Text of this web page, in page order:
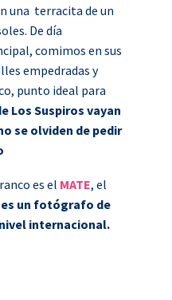
una terracita de un
De día
comimos en sus
empedradas y
punto ideal para
Los Suspiros vayan
se olviden de pedir
es el MATE, el
un fotógrafo de
internacional.